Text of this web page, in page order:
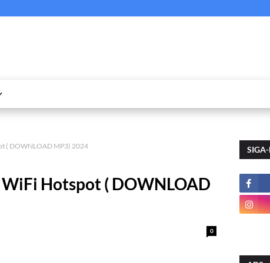
( DOWNLOAD MP3) 2024
Hotspot ( DOWNLOAD
0